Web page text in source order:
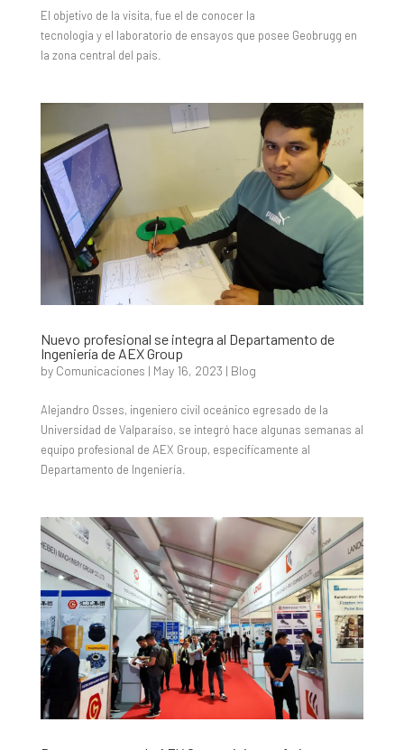
El objetivo de la visita, fue el de conocer la
tecnología y el laboratorio de ensayos que posee Geobrugg en
la zona central del país.
Nuevo profesional se integra al Departamento de
Ingeniería de AEX Group
by Comunicaciones | May 16, 2023 | Blog
Alejandro Osses, ingeniero civil oceánico egresado de la
Universidad de Valparaíso, se integró hace algunas semanas al
equipo profesional de AEX Group, específicamente al
Departamento de Ingeniería.